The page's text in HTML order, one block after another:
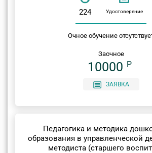
224 Удостоверение
Очное обучение
Заочное
10000 P
ЗАЯВКА
Педагогика и методика
образования в управленческой
методиста (старшего